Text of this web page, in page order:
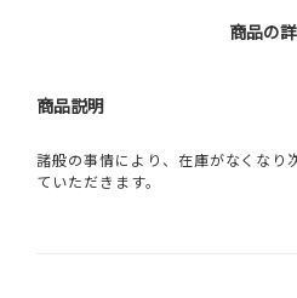
商品の
商品説明
諸般の事情により、在庫がなくなり
ていただきます。